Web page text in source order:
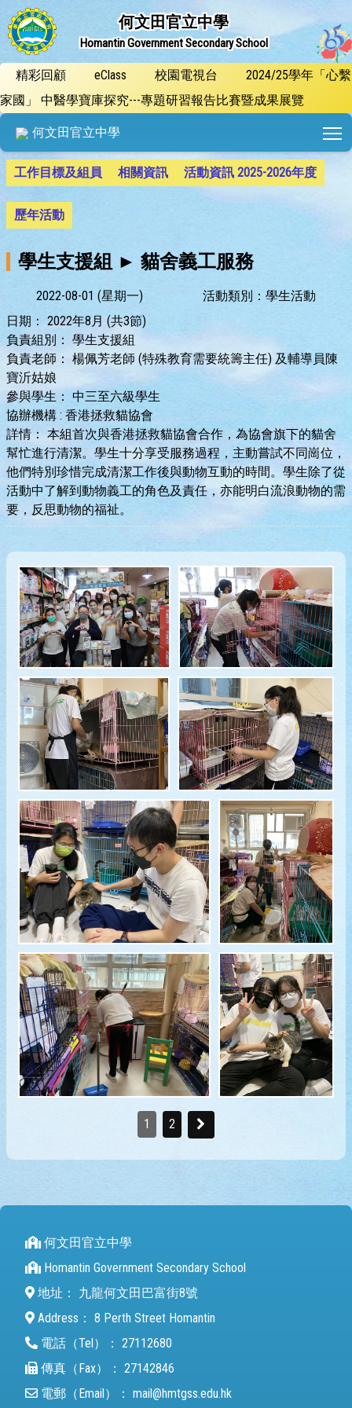
何文田官立中學
Homantin Government Secondary School
精彩回顧 eClass 校園電視台
2024/25學年「心繫
家國」 中醫學寶庫探究---專題研習報告比賽暨成果展覽
何文田官立中學
工作目標及組員 相關資訊 活動資訊 2025-2026年度
歷年活動
學生支援組 ► 貓舍義工服務
2022-08-01 (星期一)
活動類別：學生活動
日期： 2022年8月 (共3節)
負責組別： 學生支援組
負責老師： 楊佩芳老師 (特殊教育需要統籌主任) 及輔導員陳
寶沂姑娘
參與學生： 中三至六級學生
協辦機構 : 香港拯救貓協會
詳情： 本組首次與香港拯救貓協會合作，為協會旗下的貓舍
幫忙進行清潔。學生十分享受服務過程，主動嘗試不同崗位，
他們特別珍惜完成清潔工作後與動物互動的時間。學生除了從
活動中了解到動物義工的角色及責任，亦能明白流浪動物的需
要，反思動物的福祉。
1 2
何文田官立中學
Homantin Government Secondary School
地址：
九龍何文田巴富街8號
Address： 8 Perth Street Homantin
電話（Tel）： 27112680
傳真（Fax）： 27142846
電郵（Email）： mail@hmtgss.edu.hk